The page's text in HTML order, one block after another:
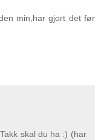
min,har gjort det før
skal du ha :) (har